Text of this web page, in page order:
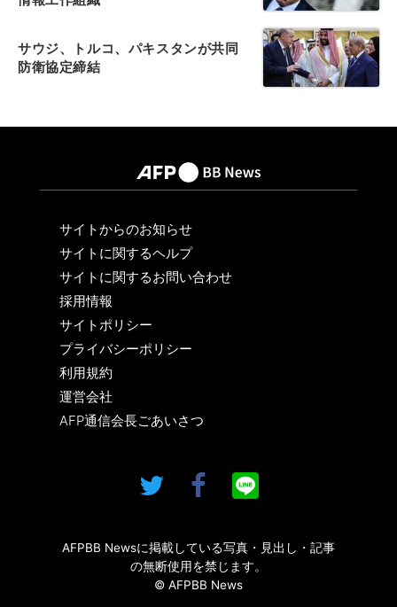
サウジ、トルコ、パキスタンが共同
防衛協定締結
サイトからのお知らせ
サイトに関するヘルプ
サイトに関するお問い合わせ
採用情報
サイトポリシー
プライバシーポリシー
利用規約
運営会社
AFP通信会長ごあいさつ
AFPBB Newsに掲載している写真・見出し・記事
の無断使用を禁じます。
© AFPBB News